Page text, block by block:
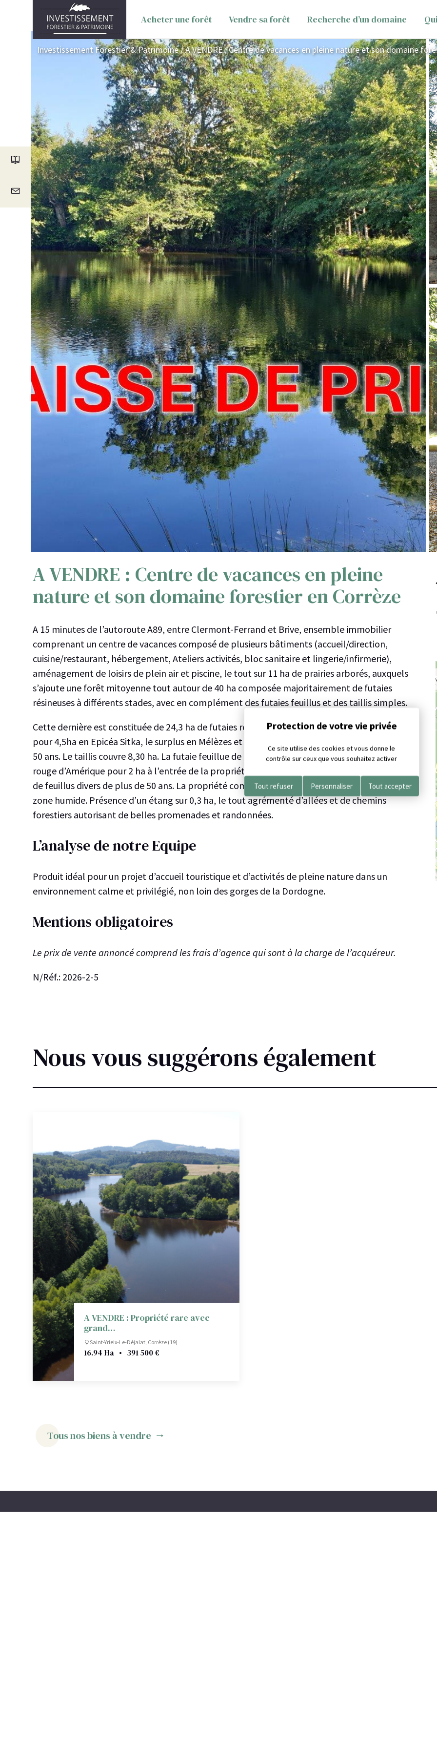
Acheter une forêt Vendre sa forêt Recherche d’un domaine
Investissement Forestier & Patrimoine/A VENDRE : Centre de vacances en pleine nature et son domaine
A VENDRE : Centre de vacances en pleine
nature et son domaine forestier en Corrèze
A 15 minutes de l’autoroute A89, entre Clermont-Ferrand et Brive, ensemble immobilier
comprenant un centre de vacances composé de plusieurs bâtiments (accueil/direction,
cuisine/restaurant, hébergement, Ateliers activités, bloc sanitaire et lingerie/infirmerie),
aménagement de loisirs de plein air et piscine, le tout sur 11 ha de prairies arborés, auxquels
s’ajoute une forêt mitoyenne tout autour de 40 ha composée majoritairement de futaies
résineuses à différents stades, avec en complément des futaies feuillus et des taillis simples.
Cette dernière est constituée de 24,3 ha de futaies résineuses, essentiellement en Douglas et
pour 4,5ha en Epicéa Sitka, le surplus en Mélèzes et Sapins. 15 ha des résineux ont entre 30 et
50 ans. Le taillis couvre 8,30 ha. La futaie feuillue de 5,6ha est composée de futaies de chêne
rouge d’Amérique pour 2 ha à l’entrée de la propriété, de hêtre pour environ 1 ha et de 2,7 ha
de feuillus divers de plus de 50 ans. La propriété comprend 11 ha de terrain agricole, et 2 ha de
zone humide. Présence d’un étang sur 0,3 ha, le tout agrémenté d’allées et de chemins
forestiers autorisant de belles promenades et randonnées.
L’analyse de notre Equipe
Produit idéal pour un projet d’accueil touristique et d’activités de pleine nature dans un
environnement calme et privilégié, non loin des gorges de la Dordogne.
Mentions obligatoires
Le prix de vente annoncé comprend les frais d’agence qui sont à la charge de l’acquéreur.
N/Réf.: 2026-2-5
Nous vous suggérons également
A VENDRE : Propriété rare avec
grand…
Saint-Yrieix-Le-Déjalat, Corrèze (19)
16.94 Ha • 391 500 €
Tous nos biens à vendre
Ce site utilise des cookies et vous donne le
contrôle sur ceux que vous souhaitez activer
Tout accepter
Tout refuser Personnaliser